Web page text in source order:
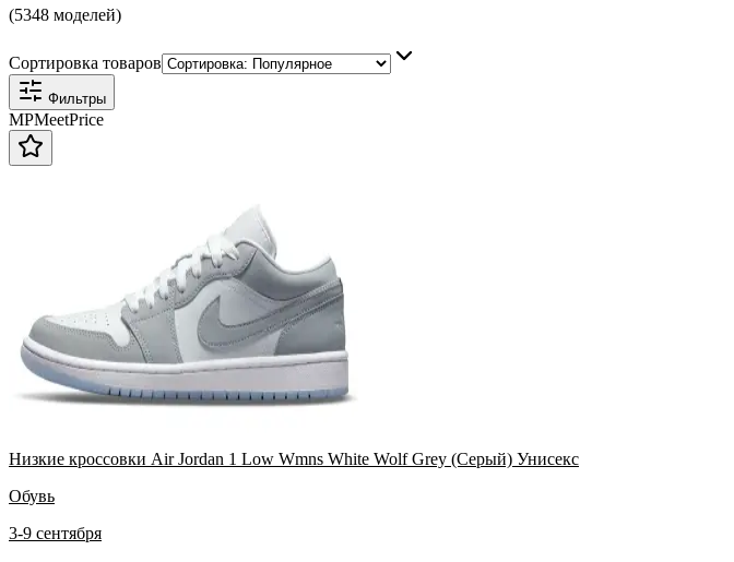
(5348 моделей)
Сортировка товаров
Фильтры
MPMeetPrice
Низкие кроссовки Air Jordan 1 Low Wmns White Wolf Grey (Серый) Унисекс
Обувь
3-9 сентября